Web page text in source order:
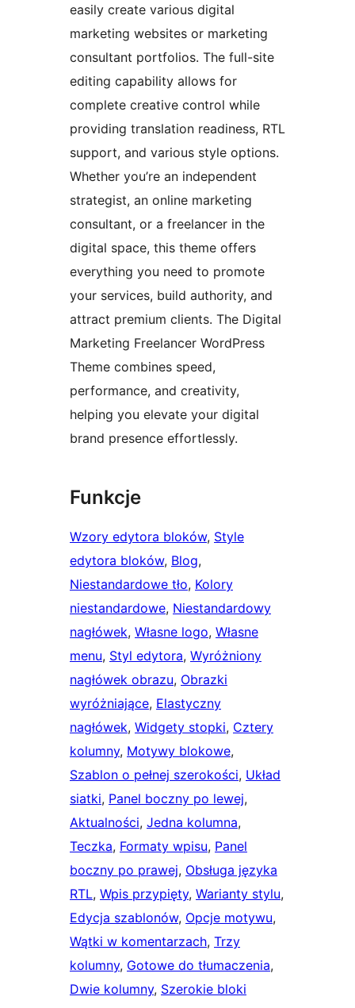
easily create various digital
marketing websites or marketing
consultant portfolios. The full-site
editing capability allows for
complete creative control while
providing translation readiness, RTL
support, and various style options.
Whether you’re an independent
strategist, an online marketing
consultant, or a freelancer in the
digital space, this theme offers
everything you need to promote
your services, build authority, and
attract premium clients. The Digital
Marketing Freelancer WordPress
Theme combines speed,
performance, and creativity,
helping you elevate your digital
brand presence effortlessly.
Funkcje
Wzory edytora bloków, Style
edytora bloków, Blog
Niestandardowe tło, Kolory
niestandardowe, Niestandardowy
nagłówek, Własne logo, Własne
menu, Styl edytora, Wyróżniony
nagłówek obrazu, Obrazki
wyróżniające, Elastyczny
nagłówek, Widgety stopki, Cztery
kolumny, Motywy blokowe
Szablon o pełnej szerokości, Układ
siatki, Panel boczny po lewej
Aktualności, Jedna kolumna
Teczka, Formaty wpisu, Panel
boczny po prawej, Obsługa języka
RTL, Wpis przypięty, Warianty stylu
Edycja szablonów, Opcje motywu
Wątki w komentarzach, Trzy
kolumny, Gotowe do tłumaczenia
Dwie kolumny, Szerokie bloki